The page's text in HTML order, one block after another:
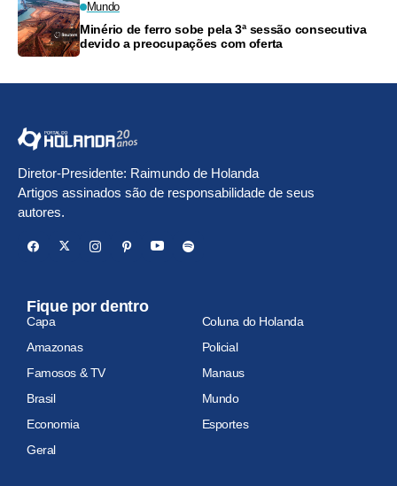
Mundo
Minério de ferro sobe pela 3ª sessão consecutiva
devido a preocupações com oferta
Diretor-Presidente: Raimundo de Holanda
Artigos assinados são de responsabilidade de seus
autores.
Fique por dentro
Capa
Coluna do Holanda
Amazonas
Policial
Famosos & TV
Manaus
Brasil
Mundo
Economia
Esportes
Geral